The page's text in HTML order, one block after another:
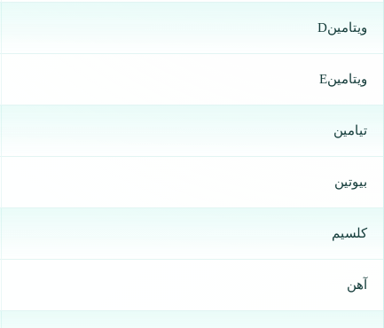
ویتامینD
ویتامینE
تیامین
بیوتین
کلسیم
آهن